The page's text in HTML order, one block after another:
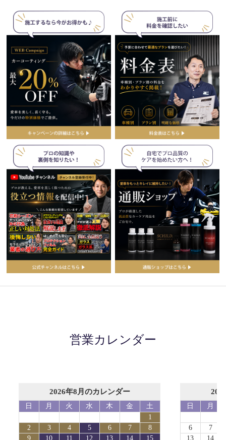
営業カレンダー
2026年8月のカレンダー
日 月 火 水 木 金
土
1
2
3 4 5 6 7
8
9
10 11 12 13 14
15
日 月
6
7
13
14